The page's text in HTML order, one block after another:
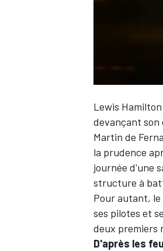
WEC
Lewis Hamilton
devançant son
Martin de
la prudence
journée d'une
structure à
Pour autant, le
ses pilotes et
deux premiers
D'après les